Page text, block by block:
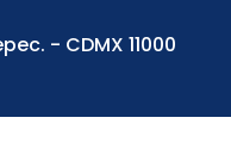
- CDMX 11000